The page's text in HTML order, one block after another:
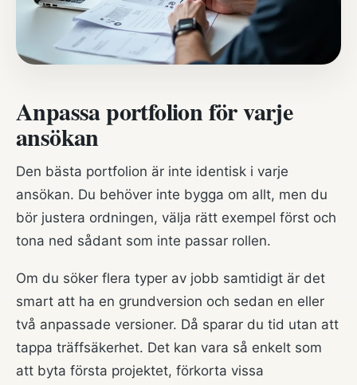
Anpassa portfolion för varje
ansökan
Den bästa portfolion är inte identisk i varje
ansökan. Du behöver inte bygga om allt, men du
bör justera ordningen, välja rätt exempel först och
tona ned sådant som inte passar rollen.
Om du söker flera typer av jobb samtidigt är det
smart att ha en grundversion och sedan en eller
två anpassade versioner. Då sparar du tid utan att
tappa träffsäkerhet. Det kan vara så enkelt som
att byta första projektet, förkorta vissa